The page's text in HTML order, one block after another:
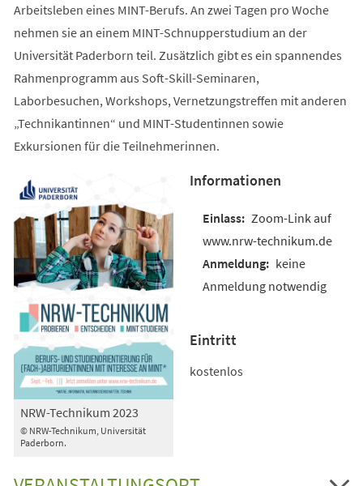
Arbeitsleben eines MINT-Berufs. An zwei Tagen pro Woche
nehmen sie an einem MINT-Schnupperstudium an der
Universität Paderborn teil. Zusätzlich gibt es ein spannendes
Rahmenprogramm aus Soft-Skill-Seminaren,
Laborbesuchen, Workshops, Vernetzungstreffen mit anderen
„Technikantinnen“ und MINT-Studentinnen sowie
Exkursionen für die Teilnehmerinnen.
© NRW-Technikum, Universität
Paderborn.
NRW-Technikum 2023
Informationen
Zoom-Link auf
www.nrw-technikum.de
keine
Anmeldung notwendig
Eintritt
kostenlos